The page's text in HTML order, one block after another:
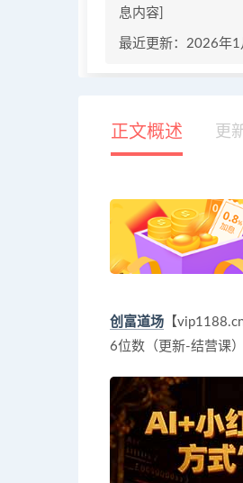
息内容]
最近更新：2026年1
正文概述 更
创富道场 【
6位数（更新-结营课）